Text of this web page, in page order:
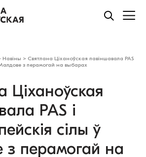
Навіны > Святлана Ціханоўская павіншавала PAS
Малдове з перамогай на выбарах
Ціханоўская
PAS і
сілы ў
перамогай на